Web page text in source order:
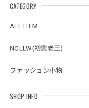
CATEGORY
ALL ITEM
NCLLW(初恋老王)
ファッション小物
SHOP INFO
ブラック/L